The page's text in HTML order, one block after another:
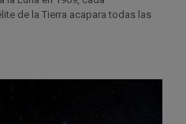
de la Tierra acapara todas las